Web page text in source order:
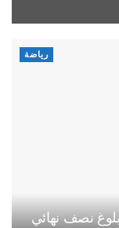
رياضة
بلوغ نصف نهائي